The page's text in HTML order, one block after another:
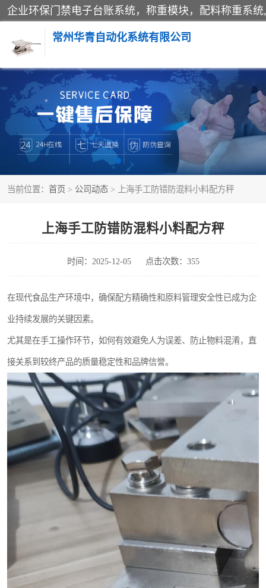
常州华青自动化系统有限公司
当前位置： 首页 > 公司动态 > 上海手工防错防混料小料配方秤
上海手工防错防混料小料配方秤
时间：2025-12-05 点击次数：355
在现代食品生产环境中，确保配方精确性和原料管理安全性已成为企
业持续发展的关键因素。
尤其是在手工操作环节，如何有效避免人为误差、防止物料混淆，直
接关系到较终产品的质量稳定性和品牌信誉。
称重模块
手工配料系统
自动化配料系统
屠宰轨道秤
移动源环保门禁电子台账系统